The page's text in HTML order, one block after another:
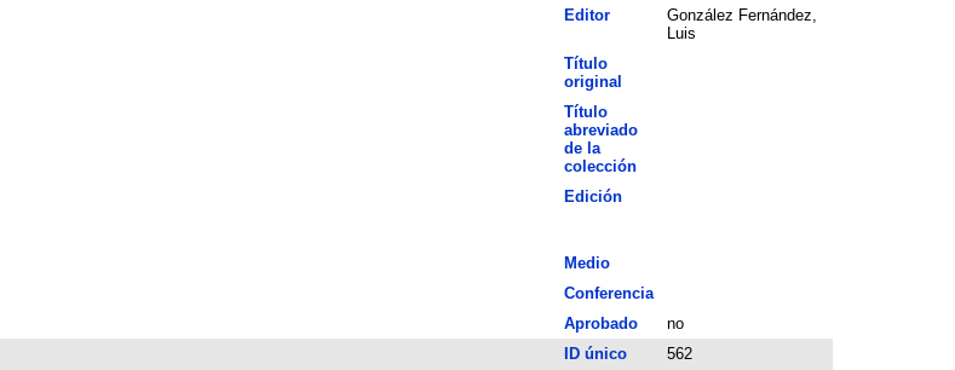
Editor
González Fernández,
Luis
Título
original
Título
abreviado
de la
colección
Edición
Medio
Conferencia
Aprobado
no
ID único 562